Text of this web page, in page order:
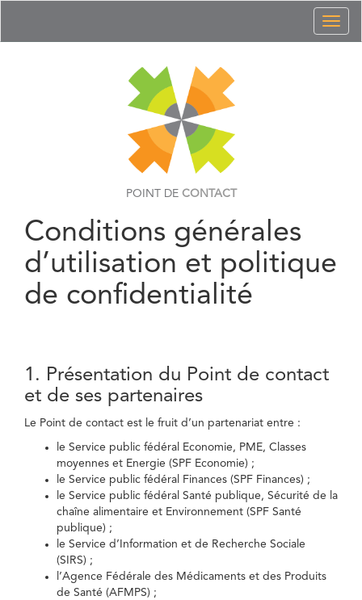
POINT DE CONTACT
Conditions générales
d’utilisation et politique
de confidentialité
1. Présentation du Point de contact
et de ses partenaires
Le Point de contact est le fruit d’un partenariat entre :
le Service public fédéral Economie, PME, Classes
moyennes et Energie (SPF Economie) ;
le Service public fédéral Finances (SPF Finances) ;
le Service public fédéral Santé publique, Sécurité de la
chaîne alimentaire et Environnement (SPF Santé
publique) ;
le Service d’Information et de Recherche Sociale
(SIRS) ;
l’Agence Fédérale des Médicaments et des Produits
de Santé (AFMPS) ;